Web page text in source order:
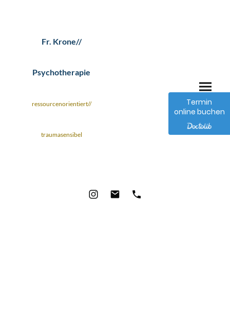
Fr. Krone//
Psychotherapie
ressourcenorientiert//
traumasensibel
Termin
online buchen